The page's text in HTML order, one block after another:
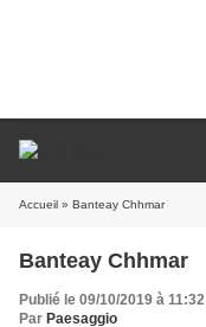
Accueil » Banteay Chhmar
Banteay Chhmar
Publié le 09/10/2019 à 11:32
Par Paesaggio